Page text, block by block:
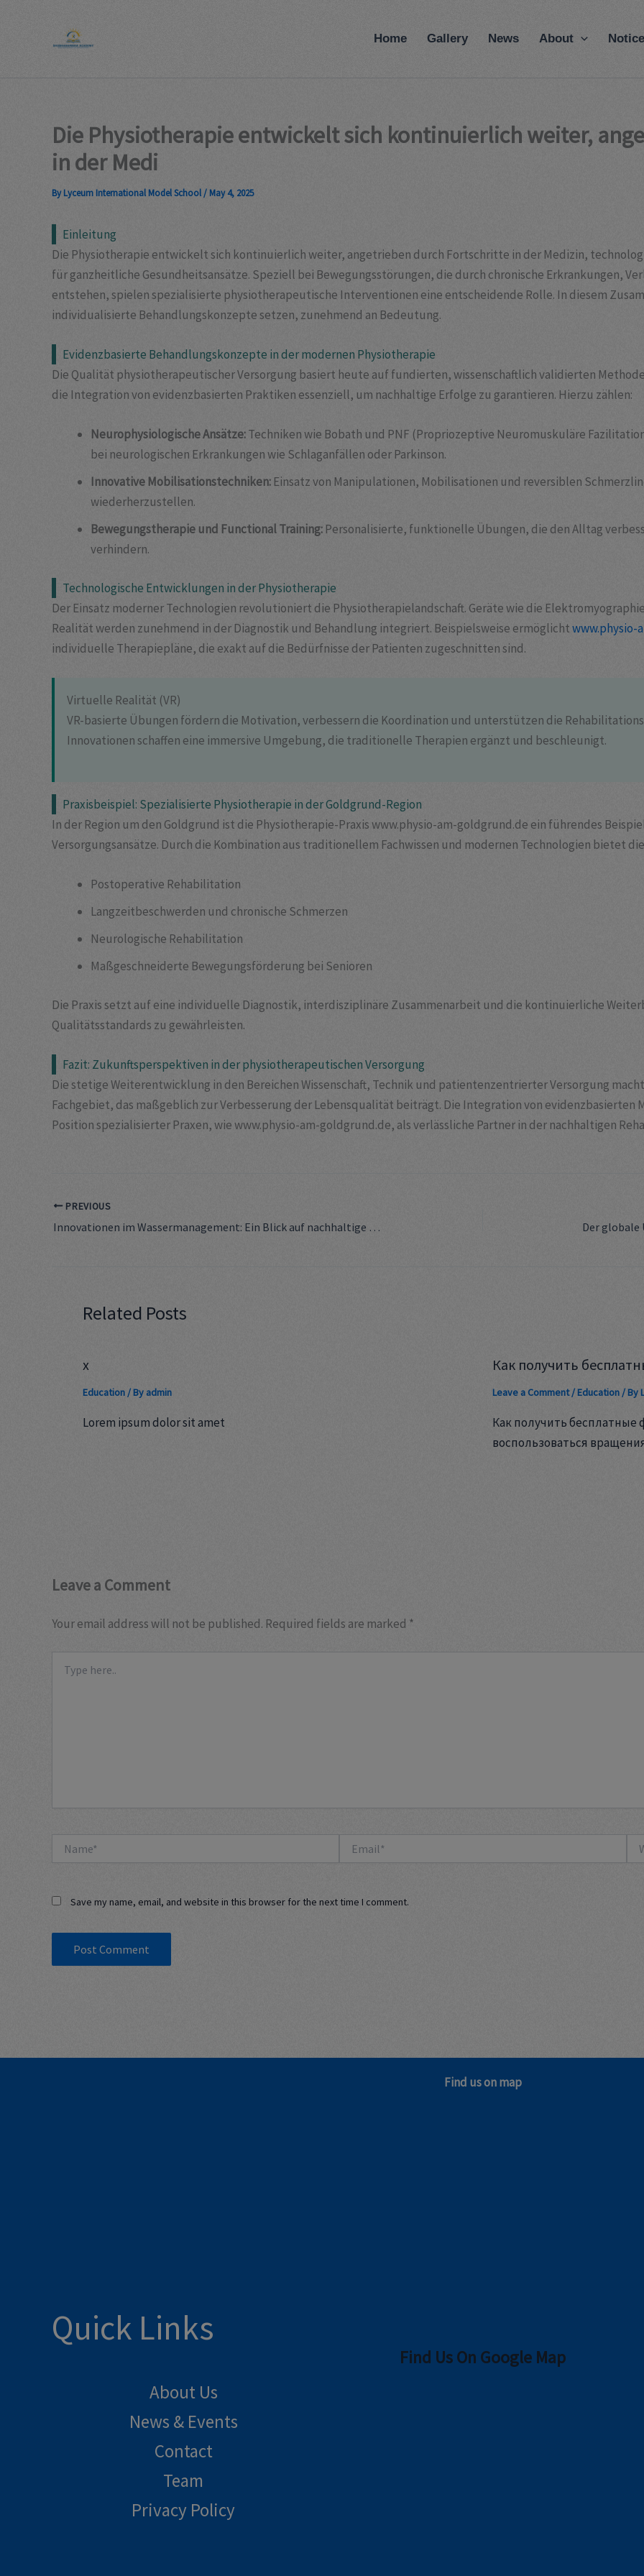
Home Gallery News About Notice
Die Physiotherapie entwickelt sich kontinuierlich weiter,
in der Medi
ByLyceum International Model School/ May 4, 2025
Einleitung
Die Physiotherapie entwickelt sich kontinuierlich weiter, angetrieben durch Fortschritte in der Medizin,
für ganzheitliche Gesundheitsansätze. Speziell bei Bewegungsstörungen, die durch chronische Erkrankungen,
entstehen, spielen spezialisierte physiotherapeutische Interventionen eine entscheidende Rolle. In diesem
individualisierte Behandlungskonzepte setzen, zunehmend an Bedeutung.
Evidenzbasierte Behandlungskonzepte in der modernen Physiotherapie
Die Qualität physiotherapeutischer Versorgung basiert heute auf fundierten, wissenschaftlich validierten
die Integration von evidenzbasierten Praktiken essenziell, um nachhaltige Erfolge zu garantieren. Hierzu zählen:
Neurophysiologische Ansätze:Techniken wie Bobath und PNF (Propriozeptive Neuromuskuläre
bei neurologischen Erkrankungen wie Schlaganfällen oder Parkinson.
Innovative Mobilisationstechniken:Einsatz von Manipulationen, Mobilisationen und reversiblen
wiederherzustellen.
Bewegungstherapie und Functional Training: Personalisierte, funktionelle Übungen, die den Alltag
verhindern.
Technologische Entwicklungen in der Physiotherapie
Der Einsatz moderner Technologien revolutioniert die Physiotherapielandschaft. Geräte wie die
Realität werden zunehmend in der Diagnostik und Behandlung integriert. Beispielsweise ermöglichtwww.physio-
individuelle Therapiepläne, die exakt auf die Bedürfnisse der Patienten zugeschnitten sind.
Virtuelle Realität (VR)
VR-basierte Übungen fördern die Motivation, verbessern die Koordination und unterstützen die
Innovationen schaffen eine immersive Umgebung, die traditionelle Therapien ergänzt und beschleunigt.
Praxisbeispiel: Spezialisierte Physiotherapie in der Goldgrund-Region
In der Region um den Goldgrund ist die Physiotherapie-Praxis www.physio-am-goldgrund.de ein führendes
Versorgungsansätze. Durch die Kombination aus traditionellem Fachwissen und modernen Technologien bietet
Postoperative Rehabilitation
Langzeitbeschwerden und chronische Schmerzen
Neurologische Rehabilitation
Maßgeschneiderte Bewegungsförderung bei Senioren
Die Praxis setzt auf eine individuelle Diagnostik, interdisziplinäre Zusammenarbeit und die kontinuierliche
Qualitätsstandards zu gewährleisten.
Fazit: Zukunftsperspektiven in der physiotherapeutischen Versorgung
Die stetige Weiterentwicklung in den Bereichen Wissenschaft, Technik und patientenzentrierter Versorgung
Fachgebiet, das maßgeblich zur Verbesserung der Lebensqualität beiträgt. Die Integration von
Position spezialisierter Praxen, wie www.physio-am-goldgrund.de, als verlässliche Partner in der nachhaltigen
PREVIOUS
Innovationen im Wassermanagement: Ein Blick auf nachhaltige Lösungen in Nordamerika
Related Posts
x
Education/ By admin
Lorem ipsum dolor sit amet
Как получить
Leave a Comment/Education/ By
Как получить
воспользоваться
Leave a Comment
Your email address will not be published. Required fields are marked *
here..
Save my name, email, and website in this browser for the next time I comment.
Quick Links
About Us
News & Events
Contact
Team
Privacy Policy
Find us on map
Find Us On Google Map